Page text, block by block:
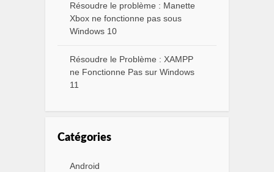
Résoudre le problème : Manette
Xbox ne fonctionne pas sous
Windows 10
Résoudre le Problème : XAMPP
ne Fonctionne Pas sur Windows
11
Catégories
Android